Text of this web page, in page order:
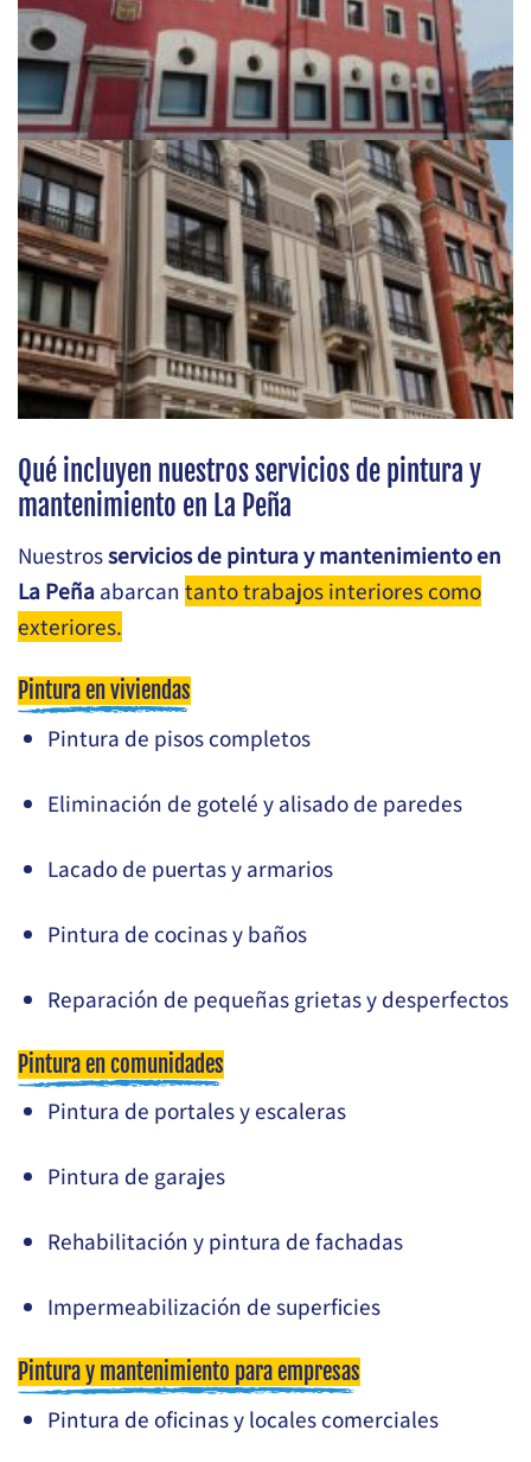
Qué incluyen nuestros servicios de pintura y
mantenimiento en La Peña
Nuestrosservicios de pintura y mantenimiento en
La Peñaabarcan tanto trabajos interiores como
exteriores.
Pintura en viviendas
Pintura de pisos completos
Eliminación de gotelé y alisado de paredes
Lacado de puertas y armarios
Pintura de cocinas y baños
Reparación de pequeñas grietas y desperfectos
Pintura en comunidades
Pintura de portales y escaleras
Pintura de garajes
Rehabilitación y pintura de fachadas
Impermeabilización de superficies
Pintura y mantenimiento para empresas
Pintura de oficinas y locales comerciales